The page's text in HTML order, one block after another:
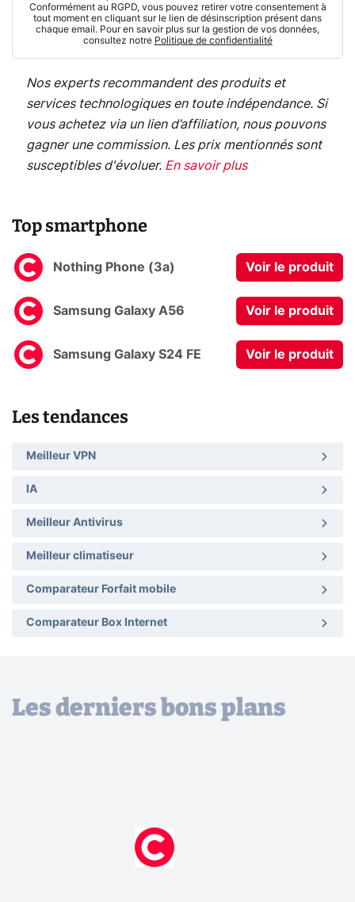
Conformément au RGPD, vous pouvez retirer votre consentement à
tout moment en cliquant sur le lien de désinscription présent dans
chaque email. Pour en savoir plus sur la gestion de vos données,
consultez notre Politique de confidentialité
Nos experts recommandent des produits et
services technologiques en toute indépendance. Si
vous achetez via un lien d’affiliation, nous pouvons
gagner une commission. Les prix mentionnés sont
susceptibles d'évoluer. En savoir plus
Top smartphone
Nothing Phone (3a) Voir le produit
Samsung Galaxy A56 Voir le produit
Samsung Galaxy S24 FE Voir le produit
Les tendances
Meilleur VPN
IA
Meilleur Antivirus
Meilleur climatiseur
Comparateur Forfait mobile
Comparateur Box Internet
Les derniers bons plans